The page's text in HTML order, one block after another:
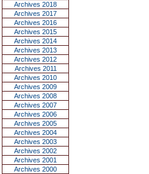
Archives 2018
Archives 2017
Archives 2016
Archives 2015
Archives 2014
Archives 2013
Archives 2012
Archives 2011
Archives 2010
Archives 2009
Archives 2008
Archives 2007
Archives 2006
Archives 2005
Archives 2004
Archives 2003
Archives 2002
Archives 2001
Archives 2000